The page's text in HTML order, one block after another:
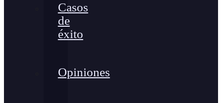
Casos
de
éxito
Opiniones